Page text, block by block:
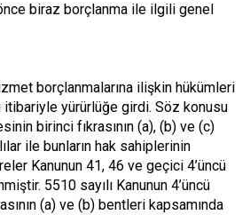
biraz borçlanma ile ilgili genel
borçlanmalarına ilişkin hükümleri
itibariyle yürürlüğe girdi. Söz konusu
birinci fıkrasının (a), (b) ve (c)
ile bunların hak sahiplerinin
Kanunun 41, 46 ve geçici 4’üncü
5510 sayılı Kanunun 4’üncü
(a) ve (b) bentleri kapsamında